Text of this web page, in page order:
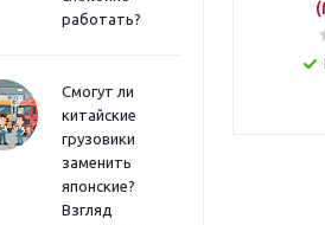
работать?
Смогут ли
китайские
грузовики
заменить
японские?
Взгляд